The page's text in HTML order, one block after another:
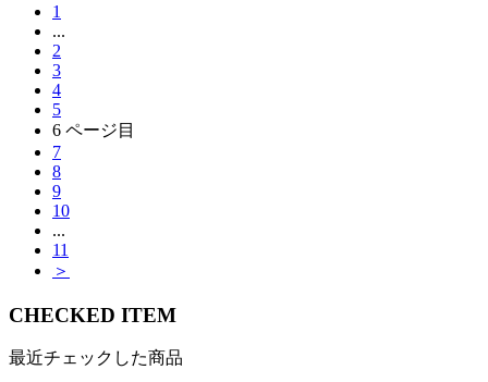
1
...
2
3
4
5
6 ページ目
7
8
9
10
...
11
＞
CHECKED ITEM
最近チェックした商品